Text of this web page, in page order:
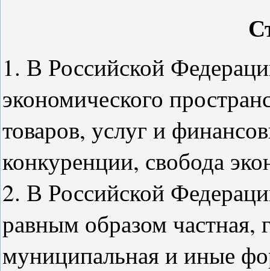
1. В Российской
экономического
товаров, услуг и
конкуренции, свобода
2. В Российской
равным образом частная,
муниципальная и иные